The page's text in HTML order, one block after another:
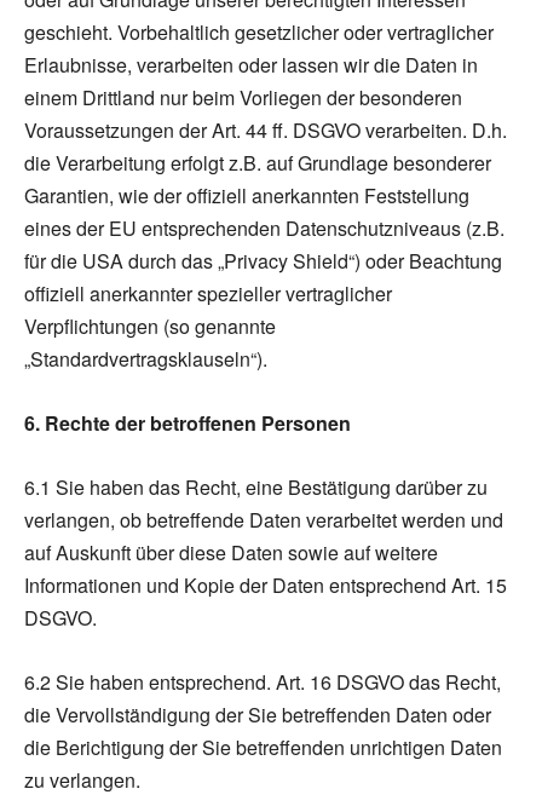
geschieht. Vorbehaltlich gesetzlicher oder vertraglicher
Erlaubnisse, verarbeiten oder lassen wir die Daten in
einem Drittland nur beim Vorliegen der besonderen
Voraussetzungen der Art. 44 ff. DSGVO verarbeiten. D.h.
die Verarbeitung erfolgt z.B. auf Grundlage besonderer
Garantien, wie der offiziell anerkannten Feststellung
eines der EU entsprechenden Datenschutzniveaus (z.B.
für die USA durch das „Privacy Shield“) oder Beachtung
offiziell anerkannter spezieller vertraglicher
Verpflichtungen (so genannte
„Standardvertragsklauseln“).
6. Rechte der betroffenen Personen
6.1 Sie haben das Recht, eine Bestätigung darüber zu
verlangen, ob betreffende Daten verarbeitet werden und
auf Auskunft über diese Daten sowie auf weitere
Informationen und Kopie der Daten entsprechend Art. 15
DSGVO.
6.2 Sie haben entsprechend. Art. 16 DSGVO das Recht,
die Vervollständigung der Sie betreffenden Daten oder
die Berichtigung der Sie betreffenden unrichtigen Daten
zu verlangen.